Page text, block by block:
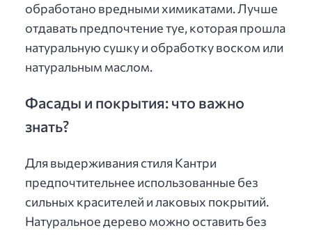
обработано вредными химикатами. Лучше
отдавать предпочтение туе, которая прошла
натуральную сушку и обработку воском или
натуральным маслом.
Фасады и покрытия: что важно
знать?
Для выдерживания стиля Кантри
предпочтительнее использованные без
сильных красителей и лаковых покрытий.
Натуральное дерево можно оставить без